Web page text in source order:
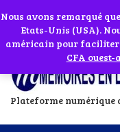
Abonnes toi à notre chaîne
Plateforme numérique
Si vous avez besoin
+229
Nous avons remarqué
Etats-Unis (USA).
américain pour faciliter
CFA